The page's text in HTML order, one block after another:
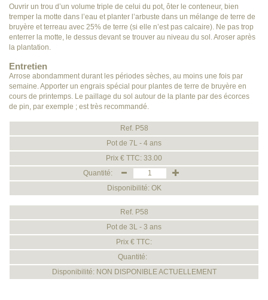
Ouvrir un trou d’un volume triple de celui du pot, ôter le conteneur, bien
tremper la motte dans l’eau et planter l’arbuste dans un mélange de terre de
bruyère et terreau avec 25% de terre (si elle n’est pas calcaire). Ne pas trop
enterrer la motte, le dessus devant se trouver au niveau du sol. Aroser après
la plantation.
Entretien
Arrose abondamment durant les périodes sèches, au moins une fois par
semaine. Apporter un engrais spécial pour plantes de terre de bruyère en
cours de printemps. Le paillage du sol autour de la plante par des écorces
de pin, par exemple ; est très recommandé.
Ref. P58
Pot de 7L - 4 ans
Prix € TTC: 33.00
Quantité:
Disponibilité: OK
Ref. P58
Pot de 3L - 3 ans
Prix € TTC:
Quantité:
Disponibilité: NON DISPONIBLE ACTUELLEMENT